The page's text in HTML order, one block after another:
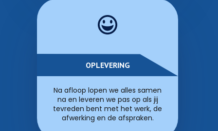
OPLEVERING
Na afloop lopen we alles samen
na en leveren we pas op als jij
tevreden bent met het werk, de
afwerking en de afspraken.